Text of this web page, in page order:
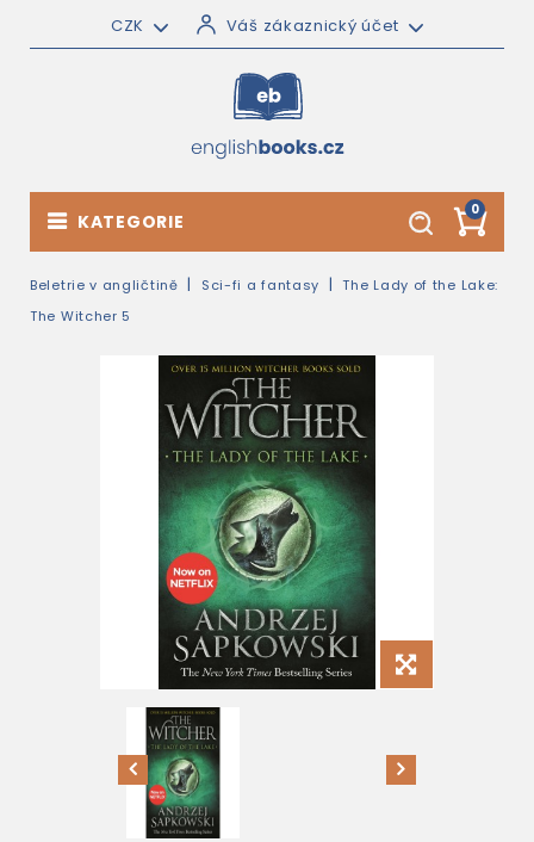
CZK Váš zákaznický účet
0
KATEGORIE
Beletrie v angličtině Sci-fi a fantasy
The Lady of the Lake:
The Witcher 5